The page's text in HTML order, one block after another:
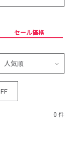
セール価格
人気順
0 件